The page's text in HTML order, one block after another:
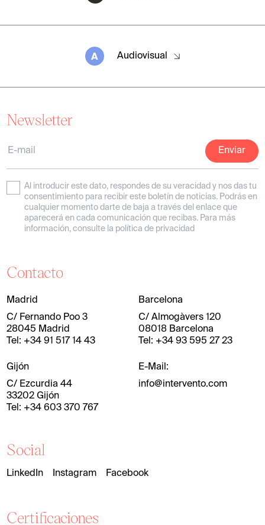
A Audiovisual
Newsletter
Al introducir este dato, respondes de su veracidad y nos das tu
consentimiento para recibir este boletín de noticias. Podrás en
cualquier momento darte de baja a través del enlace que
aparecerá en cada comunicación que recibas. Para más
información, consulte la política de privacidad
Contacto
Madrid
C/ Fernando Poo 3
28045 Madrid
Tel: +34 91 517 14 43
Barcelona
C/ Almogàvers 120
08018 Barcelona
Tel: +34 93 595 27 23
Gijón
C/ Ezcurdia 44
33202 Gijón
Tel: +34 603 370 767
E-Mail:
info@intervento.com
Social
LinkedIn Instagram Facebook
Certificaciones